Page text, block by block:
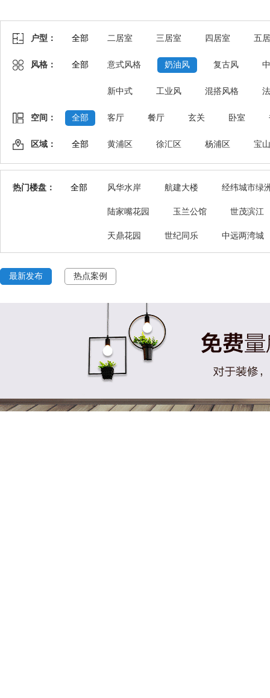
户型： 全部 二居室 三居室 四居室 五
风格： 全部 意式风格 奶油风 复古风
新中式 工业风 混搭风格
空间： 全部 客厅 餐厅 玄关 卧室
区域： 全部 黄浦区 徐汇区 杨浦区 宝
热门楼盘： 全部 风华水岸 航建大楼 经纬城市绿
陆家嘴花园 玉兰公馆 世茂滨江
天鼎花园 世纪同乐 中远两湾城
最新发布 热点案例